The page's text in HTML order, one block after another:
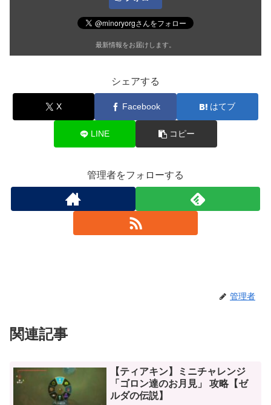
最新情報をお届けします。
シェアする
X Facebook はてブ
LINE コピー
管理者をフォローする
管理者
関連記事
【ティアキン】ミニチャレンジ
「ゴロン達のお月見」 攻略【ゼ
ルダの伝説】